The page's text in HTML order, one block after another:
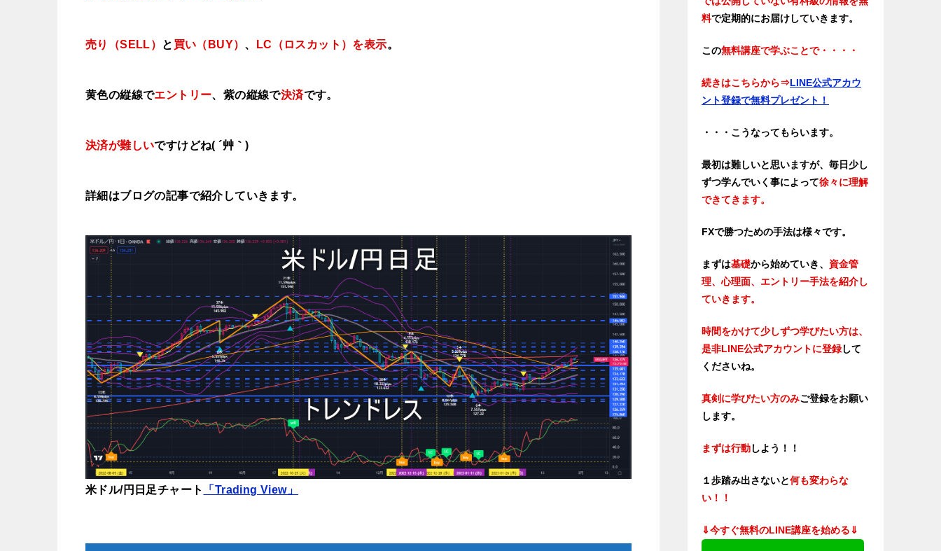
売り（SELL） と 買い（BUY） 、 LC（ロスカット）を表示。
黄色の縦線でエントリー、紫の縦線で決済です。
決済が難しいですけどね( ´艸｀)
詳細はブログの記事で紹介していきます。
米ドル/円日足チャート 「Trading View」
料で定期的にお届けしていきます。
この無料講座で学ぶことで・・・・
続きはこちらから⇒LINE公式アカウ
ント登録で無料プレゼント！
・・・こうなってもらいます。
最初は難しいと思いますが、毎日少し
ずつ学んでいく事によって徐々に理解
できてきます。
FXで勝つための手法は様々です。
まずは基礎から始めていき、 資金管
理、心理面、エントリー手法を紹介し
ていきます。
時間をかけて少しずつ学びたい方は、
是非LINE公式アカウントに登録して
くださいね。
真剣に学びたい方のみご登録をお願い
します。
まずは行動しよう！！
１歩踏み出さないと何も変わらな
い！！
⇓今すぐ無料のLINE講座を始める⇓